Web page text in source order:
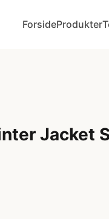
ForsideProdukter
Jacket